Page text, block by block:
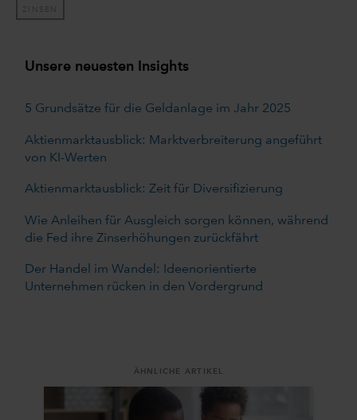
ZINSEN
Unsere neuesten Insights
5 Grundsätze für die Geldanlage im Jahr 2025
Aktienmarktausblick: Marktverbreiterung angeführt
von KI-Werten
Aktienmarktausblick: Zeit für Diversifizierung
Wie Anleihen für Ausgleich sorgen können, während
die Fed ihre Zinserhöhungen zurückfährt
Der Handel im Wandel: Ideenorientierte
Unternehmen rücken in den Vordergrund
ÄHNLICHE ARTIKEL